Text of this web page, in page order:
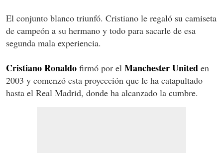
El conjunto blanco triunfó. Cristiano le regaló su camiseta
de campeón a su hermano y todo para sacarle de esa
segunda mala experiencia.
Cristiano Ronaldo firmó por el Manchester United en
2003 y comenzó esta proyección que le ha catapultado
hasta el Real Madrid, donde ha alcanzado la cumbre.